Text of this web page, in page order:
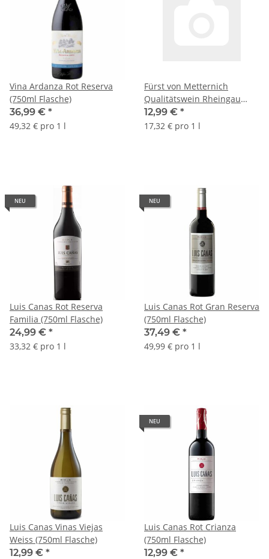
Vina Ardanza Rot Reserva
(750ml Flasche)
36,99 € *
49,32 € pro 1 l
Fürst von Metternich
Qualitätswein Rheingau
Riesling Trocken (1 x 0,75 l
Flasche)
12,99 € *
17,32 € pro 1 l
NEU
Luis Canas Rot Reserva
Familia (750ml Flasche)
24,99 € *
33,32 € pro 1 l
NEU
Luis Canas Rot Gran Reserva
(750ml Flasche)
37,49 € *
49,99 € pro 1 l
Luis Canas Vinas Viejas
Weiss (750ml Flasche)
12,99 € *
NEU
Luis Canas Rot Crianza
(750ml Flasche)
12,99 € *